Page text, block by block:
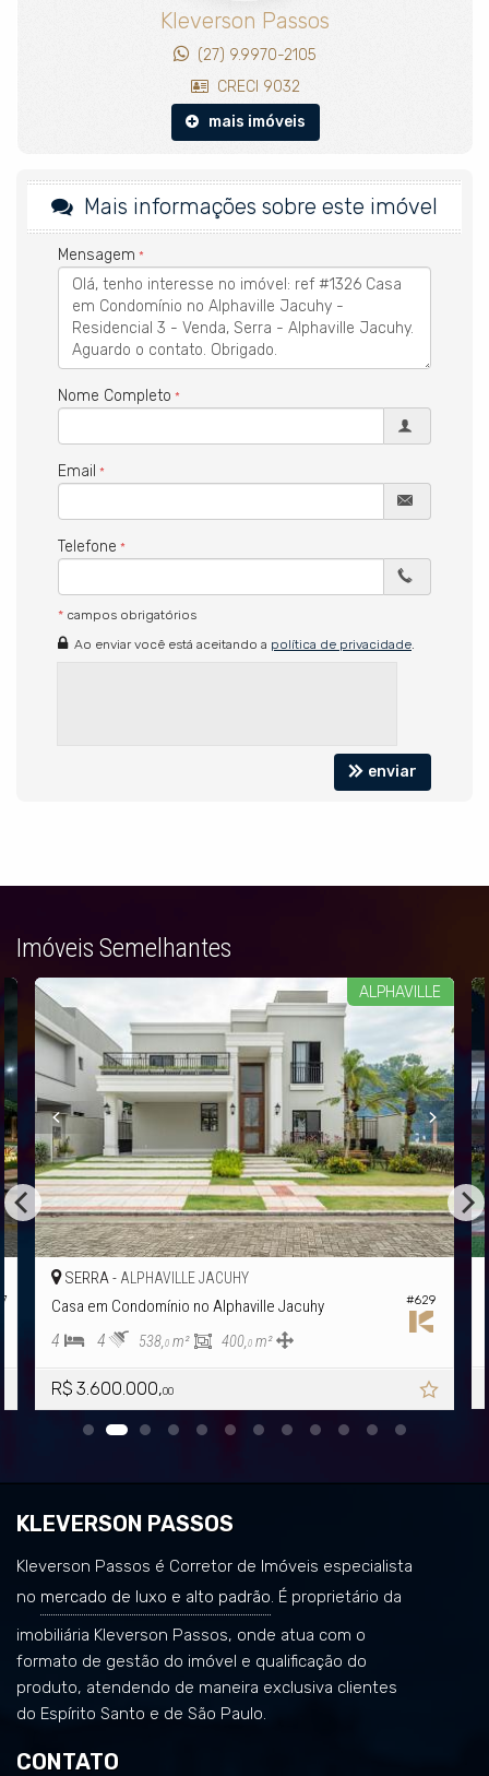
atenção à fachada e aos fundos da propriedade.
Uma propriedade para quem reconhece padrão no detalhe e
busca uma das residências mais marcantes do Alphaville
Suíte master com closet, escritório integrado e televisão giratória
5 banheiros
Área gourmet
Fachada em ACM
Projeto luminotécnico cênico
Móveis planejados em laca brilhosa
Energia solar instalada
DIFERENCIAIS:
Projeto arquitetônico Sérgio Palmeira
EMPREENDIMENTO:
Segurança 24h
Kleverson Passos
(27) 9.9970-2105
CRECI 9032
mais imóveis
Mais informações sobre este imóvel
Mensagem
Nome Completo
Email
Telefone
* campos obrigatórios
Ao enviar você está aceitando a política de privacidade
enviar
Imóveis Semelhantes
ALPHAVILLE
#629
SERRA - ALPHAVILLE JACUHY
Casa em Condomínio no Alphaville Jacuhy
4 4 538,0m² 400,0 m²
R$ 3.600.000,00
KLEVERSON PASSOS
Kleverson Passos é Corretor de Imóveis especialista
no mercado de luxo e alto padrão . É proprietário da
imobiliária Kleverson Passos, onde atua com o
formato de gestão do imóvel e qualificação do
produto, atendendo de maneira exclusiva clientes
do Espírito Santo e de São Paulo.
CONTATO